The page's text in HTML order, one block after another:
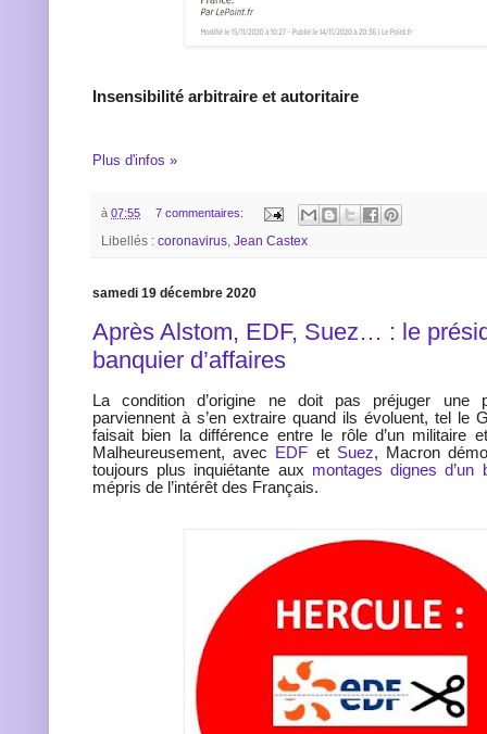
Insensibilité arbitraire et autoritaire
Plus d'infos »
à 07:55 7 commentaires:
Libellés : coronavirus Jean Castex
samedi 19 décembre 2020
Après Alstom, EDF, Suez… : le
banquier d’affaires
La condition d’origine ne doit pas préjuger une
parviennent à s’en extraire quand ils évoluent, tel le
faisait bien la différence entre le rôle d’un militaire
Malheureusement, avec EDF et Suez, Macron
toujours plus inquiétante aux montages dignes d’un
mépris de l’intérêt des Français.